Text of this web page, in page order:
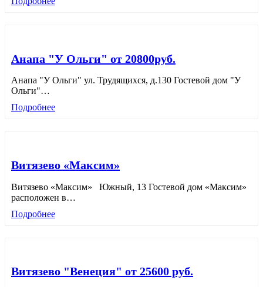
Анапа "У Ольги" от 20800руб.
Анапа "У Ольги" ул. Трудящихся, д.130 Гостевой дом "У
Ольги"…
Подробнее
Витязево «Максим»
Витязево «Максим» Южный, 13 Гостевой дом «Максим»
расположен в…
Подробнее
Витязево "Венеция" от 25600 руб.